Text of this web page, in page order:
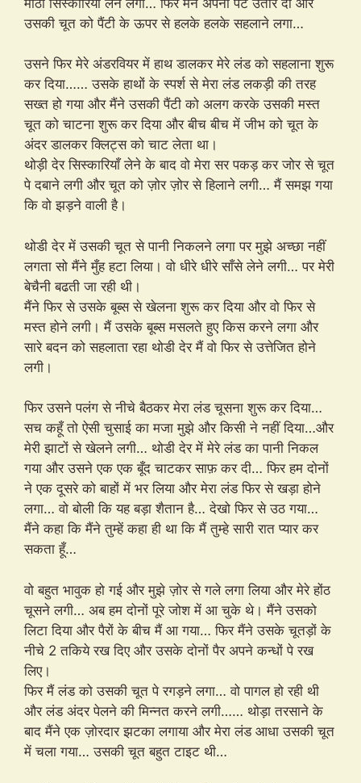
उसकी चूत को पैंटी के ऊपर से हलके हलके सहलाने लगा…
उसने फिर मेरे अंडरवियर में हाथ डालकर मेरे लंड को सहलाना शुरू
कर दिया…… उसके हाथों के स्पर्श से मेरा लंड लकड़ी की तरह
सख्त हो गया और मैंने उसकी पैंटी को अलग करके उसकी मस्त
चूत को चाटना शुरू कर दिया और बीच बीच में जीभ को चूत के
अंदर डालकर क्लिट्स को चाट लेता था।
थोड़ी देर सिस्कारियाँ लेने के बाद वो मेरा सर पकड़ कर जोर से चूत
पे दबाने लगी और चूत को ज़ोर ज़ोर से हिलाने लगी… मैं समझ गया
कि वो झड़ने वाली है।
थोडी देर में उसकी चूत से पानी निकलने लगा पर मुझे अच्छा नहीं
लगता सो मैंने मुँह हटा लिया। वो धीरे धीरे साँसे लेने लगी… पर मेरी
बेचैनी बढती जा रही थी।
मैंने फिर से उसके बूब्स से खेलना शुरू कर दिया और वो फिर से
मस्त होने लगी। मैं उसके बूब्स मसलते हुए किस करने लगा और
सारे बदन को सहलाता रहा थोडी देर मैं वो फिर से उत्तेजित होने
लगी।
फिर उसने पलंग से नीचे बैठकर मेरा लंड चूसना शुरू कर दिया…
सच कहूँ तो ऐसी चुसाई का मजा मुझे और किसी ने नहीं दिया…और
मेरी झाटों से खेलने लगी… थोडी देर में मेरे लंड का पानी निकल
गया और उसने एक एक बूँद चाटकर साफ़ कर दी… फिर हम दोनों
ने एक दूसरे को बाहों में भर लिया और मेरा लंड फिर से खड़ा होने
लगा… वो बोली कि यह बड़ा शैतान है… देखो फिर से उठ गया…
मैंने कहा कि मैंने तुम्हें कहा ही था कि मैं तुम्हे सारी रात प्यार कर
सकता हूँ…
वो बहुत भावुक हो गई और मुझे ज़ोर से गले लगा लिया और मेरे होंठ
चूसने लगी… अब हम दोनों पूरे जोश में आ चुके थे। मैंने उसको
लिटा दिया और पैरों के बीच मैं आ गया… फिर मैंने उसके चूतड़ों के
नीचे 2 तकिये रख दिए और उसके दोनों पैर अपने कन्धों पे रख
लिए।
फिर मैं लंड को उसकी चूत पे रगड़ने लगा… वो पागल हो रही थी
और लंड अंदर पेलने की मिन्नत करने लगी…… थोड़ा तरसाने के
बाद मैंने एक ज़ोरदार झटका लगाया और मेरा लंड आधा उसकी चूत
में चला गया… उसकी चूत बहुत टाइट थी…